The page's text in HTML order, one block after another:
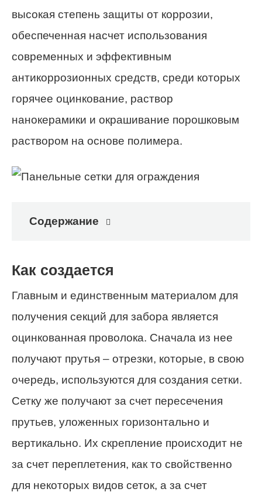
высокая степень защиты от коррозии,
обеспеченная насчет использования
современных и эффективным
антикоррозионных средств, среди которых
горячее оцинкование, раствор
нанокерамики и окрашивание порошковым
раствором на основе полимера.
Содержание
Как создается
Главным и единственным материалом для
получения секций для забора является
оцинкованная проволока. Сначала из нее
получают прутья – отрезки, которые, в свою
очередь, используются для создания сетки.
Сетку же получают за счет пересечения
прутьев, уложенных горизонтально и
вертикально. Их скрепление происходит не
за счет переплетения, как то свойственно
для некоторых видов сеток, а за счет